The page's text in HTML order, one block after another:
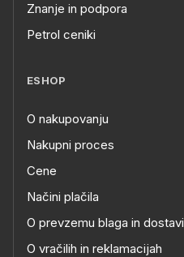
Znanje in podpora
Petrol ceniki
ESHOP
O nakupovanju
Nakupni proces
Cene
Načini plačila
O prevzemu blaga in dostavi
O vračilih in reklamacijah